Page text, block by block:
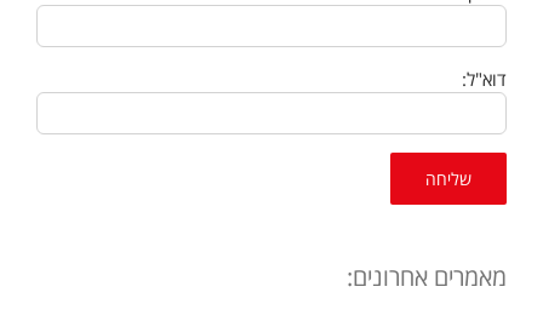
דוא"ל:
מאמרים אחרונים: